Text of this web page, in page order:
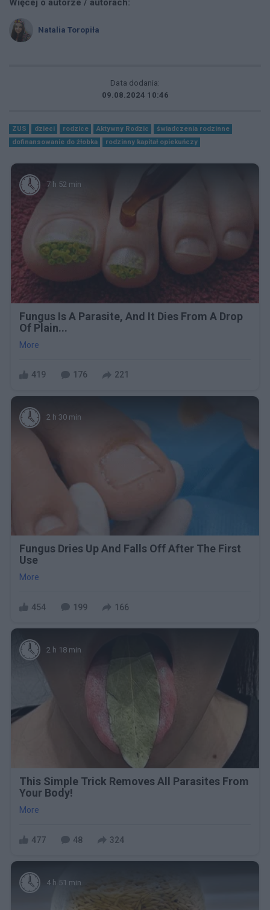
Więcej o autorze / autorach:
Natalia Toropiła
Data dodania:
09.08.2024 10:46
ZUS dzieci rodzice Aktywny Rodzic
świadczenia rodzinne
dofinansowanie do żłobka
rodzinny kapitał opiekuńczy
7 h 52 min
Fungus Is A Parasite, And It Dies From A Drop
Of Plain...
More
419 176 221
2 h 30 min
Fungus Dries Up And Falls Off After The First
Use
More
454 199 166
2 h 18 min
This Simple Trick Removes All Parasites From
Your Body!
More
477 48 324
4 h 51 min